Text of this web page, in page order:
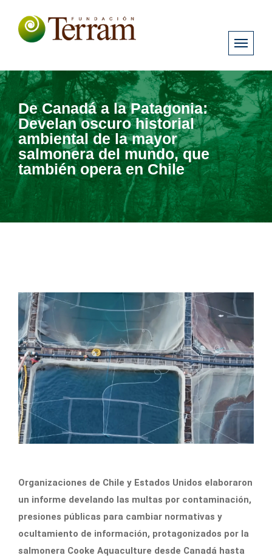
De Canadá a la Patagonia:
Develan oscuro historial
ambiental de la mayor
salmonera del mundo, que
también opera en Chile
Organizaciones de Chile y Estados Unidos elaboraron
un informe develando las multas por contaminación,
presiones públicas para cambiar normativas y
ocultamiento de información, protagonizados por la
salmonera Cooke Aquaculture desde Canadá hasta